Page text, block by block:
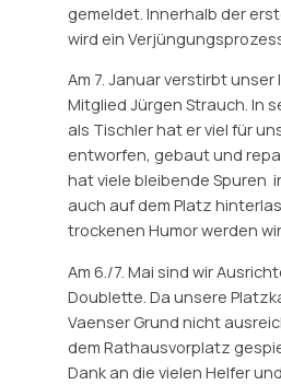
gemeldet. Innerhalb der
wird ein
Am 7. Januar verstirbt
Mitglied Jürgen Strauch. In
als Tischler hat er viel für
entworfen, gebaut und
hat viele bleibende Spuren
auch auf dem Platz
trockenen Humor werden
Am 6./7. Mai sind wir
Doublette. Da unsere
Vaenser Grund nicht
dem Rathausvorplatz
Dank an die vielen Helfer